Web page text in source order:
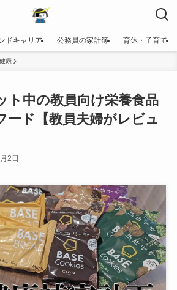
ドキャリア 公務員の家計簿 育休・子育て
康
ト中の教員向け栄養食品
ード【教員夫婦がレビュ
2日